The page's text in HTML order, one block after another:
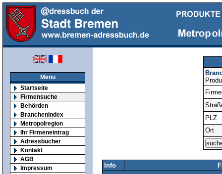
Menu
Startseite
Firmensuche
Behörden
Branchenindex
Metropolregion
Ihr Firmeneintrag
Adressbücher
Kontakt
AGB
Impressum
PLZ
Ort
Info